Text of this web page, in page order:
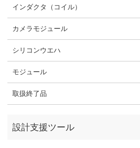
インダクタ（コイル）
カメラモジュール
シリコンウエハ
モジュール
取扱終了品
設計支援ツール